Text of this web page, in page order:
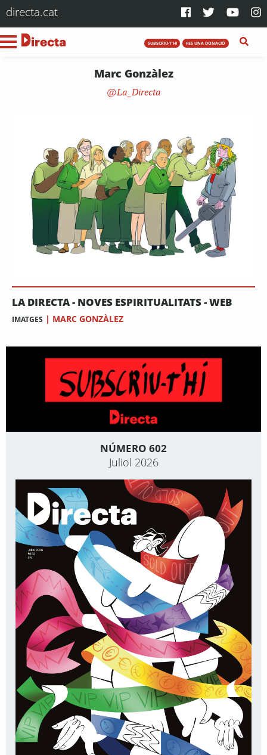
directa.cat
SUBSCRIU-T'HI FES UNA DONACIÓ
Marc Gonzàlez
La_Directa
LA DIRECTA - NOVES ESPIRITUALITATS - WEB
IMATGES | MARC GONZÀLEZ
NÚMERO 602
Juliol 2026